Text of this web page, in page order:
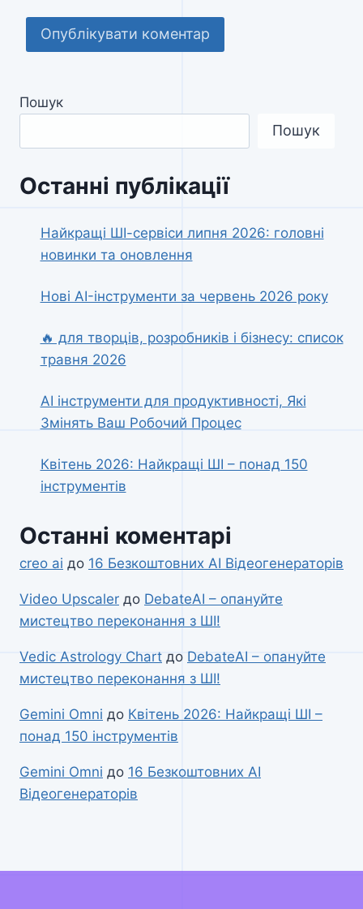
Пошук
Пошук
Останні публікації
Найкращі ШІ-сервіси липня 2026: головні
новинки та оновлення
Нові AI-інструменти за червень 2026 року
🔥 для творців, розробників і бізнесу: список
травня 2026
AI інструменти для продуктивності, Які
Змінять Ваш Робочий Процес
Квітень 2026: Найкращі ШІ – понад 150
інструментів
Останні коментарі
creo ai до 16 Безкоштовних AI Відеогенераторів
Video Upscaler до DebateAI – опануйте
мистецтво переконання з ШІ!
Vedic Astrology Chart до DebateAI – опануйте
мистецтво переконання з ШІ!
Gemini Omni до Квітень 2026: Найкращі ШІ –
понад 150 інструментів
Gemini Omni до 16 Безкоштовних AI
Відеогенераторів